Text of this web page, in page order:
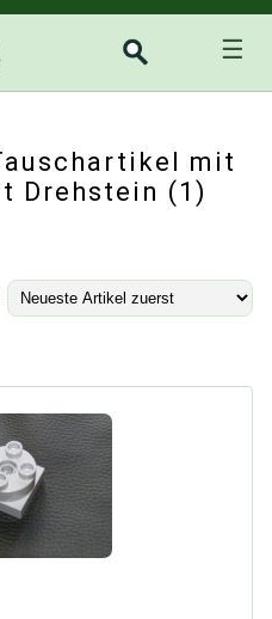
☰
mit
Drehstein (1)